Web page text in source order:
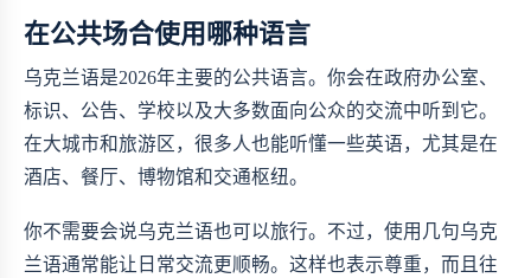
在公共场合使用哪种语言
乌克兰语是2026年主要的公共语言。你会在政府办公室、
标识、公告、学校以及大多数面向公众的交流中听到它。
在大城市和旅游区，很多人也能听懂一些英语，尤其是在
酒店、餐厅、博物馆和交通枢纽。
你不需要会说乌克兰语也可以旅行。不过，使用几句乌克
兰语通常能让日常交流更顺畅。这样也表示尊重，而且往